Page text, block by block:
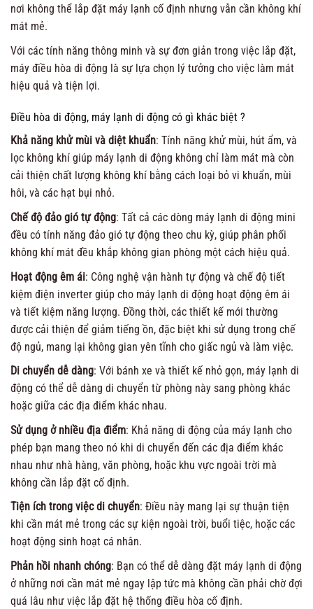
nơi không thể lắp đặt máy lạnh cố định nhưng vẫn cần không khí
mát mẻ.
Với các tính năng thông minh và sự đơn giản trong việc lắp đặt,
máy điều hòa di động là sự lựa chọn lý tưởng cho việc làm mát
hiệu quả và tiện lợi.
Điều hòa di động, máy lạnh di động có gì khác biệt ?
Khả năng khử mùi và diệt khuẩn: Tính năng khử mùi, hút ẩm, và
lọc không khí giúp máy lạnh di động không chỉ làm mát mà còn
cải thiện chất lượng không khí bằng cách loại bỏ vi khuẩn, mùi
hôi, và các hạt bụi nhỏ.
Chế độ đảo gió tự động: Tất cả các dòng máy lạnh di động mini
đều có tính năng đảo gió tự động theo chu kỳ, giúp phân phối
không khí mát đều khắp không gian phòng một cách hiệu quả.
Hoạt động êm ái: Công nghệ vận hành tự động và chế độ tiết
kiệm điện inverter giúp cho máy lạnh di động hoạt động êm ái
và tiết kiệm năng lượng. Đồng thời, các thiết kế mới thường
được cải thiện để giảm tiếng ồn, đặc biệt khi sử dụng trong chế
độ ngủ, mang lại không gian yên tĩnh cho giấc ngủ và làm việc.
Di chuyển dễ dàng: Với bánh xe và thiết kế nhỏ gọn, máy lạnh di
động có thể dễ dàng di chuyển từ phòng này sang phòng khác
hoặc giữa các địa điểm khác nhau.
Sử dụng ở nhiều địa điểm: Khả năng di động của máy lạnh cho
phép bạn mang theo nó khi di chuyển đến các địa điểm khác
nhau như nhà hàng, văn phòng, hoặc khu vực ngoài trời mà
không cần lắp đặt cố định.
Tiện ích trong việc di chuyển: Điều này mang lại sự thuận tiện
khi cần mát mẻ trong các sự kiện ngoài trời, buổi tiệc, hoặc các
hoạt động sinh hoạt cá nhân.
Phản hồi nhanh chóng: Bạn có thể dễ dàng đặt máy lạnh di động
ở những nơi cần mát mẻ ngay lập tức mà không cần phải chờ đợi
quá lâu như việc lắp đặt hệ thống điều hòa cố định.